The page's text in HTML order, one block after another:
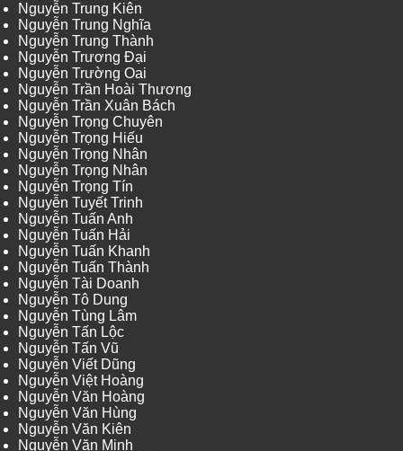
Nguyễn Trung Kiên
Nguyễn Trung Nghĩa
Nguyễn Trung Thành
Nguyễn Trương Đại
Nguyễn Trường Oai
Nguyễn Trần Hoài Thương
Nguyễn Trần Xuân Bách
Nguyễn Trọng Chuyên
Nguyễn Trọng Hiếu
Nguyễn Trọng Nhân
Nguyễn Trọng Nhân
Nguyễn Trọng Tín
Nguyễn Tuyết Trinh
Nguyễn Tuấn Anh
Nguyễn Tuấn Hải
Nguyễn Tuấn Khanh
Nguyễn Tuấn Thành
Nguyễn Tài Doanh
Nguyễn Tô Dung
Nguyễn Tùng Lâm
Nguyễn Tấn Lộc
Nguyễn Tấn Vũ
Nguyễn Viết Dũng
Nguyễn Việt Hoàng
Nguyễn Văn Hoàng
Nguyễn Văn Hùng
Nguyễn Văn Kiên
Nguyễn Văn Minh